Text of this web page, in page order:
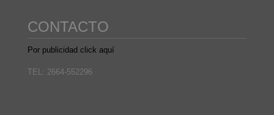
CONTACTO
Por publicidad click aquí
TEL: 2664-552296